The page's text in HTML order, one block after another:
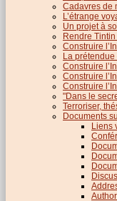
Cadavres de
L’étrange
Un projet à
Rendre
Construire
La
Construire
Construire
Construire
"Dans le
Terroriser,
Documents
Liens